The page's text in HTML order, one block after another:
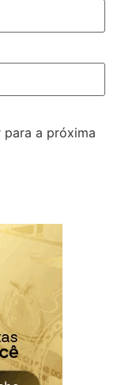
para a próxima